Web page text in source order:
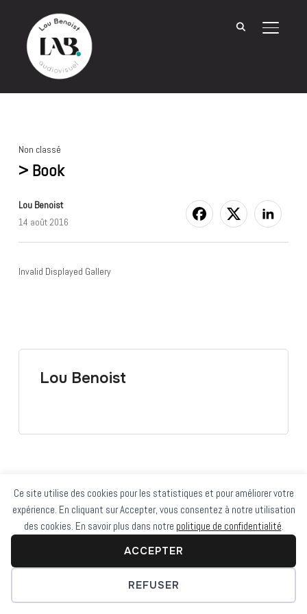
Ce site utilise des cookies pour les statistiques et pour améliorer votre
expérience. En cliquant sur Accepter, vous consentez à notre utilisation
des cookies. En savoir plus dans notre politique de confidentialité.
ACCEPTER
REFUSER
Non classé
> Book
Lou Benoist
14 août 2016
Invalid Displayed Gallery
Lou Benoist
Copyright © 2022 — LaB. All Rights Reserved